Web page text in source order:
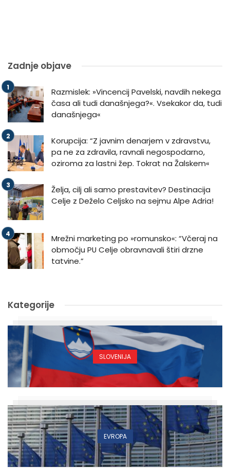
Zadnje objave
Razmislek: »Vincencij Pavelski, navdih nekega
časa ali tudi današnjega?«. Vsekakor da, tudi
današnjega«
Korupcija: “Z javnim denarjem v zdravstvu,
pa ne za zdravila, ravnali negospodarno,
oziroma za lastni žep. Tokrat na Žalskem«
Želja, cilj ali samo prestavitev? Destinacija
Celje z Deželo Celjsko na sejmu Alpe Adria!
Mrežni marketing po »romunsko«: “Včeraj na
območju PU Celje obravnavali štiri drzne
tatvine.”
Kategorije
SLOVENIJA
EVROPA